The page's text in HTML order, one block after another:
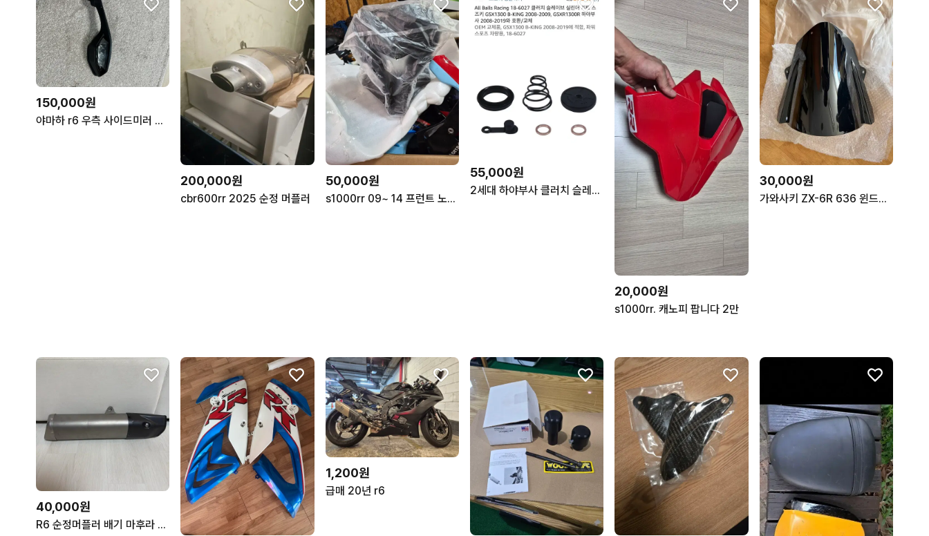
150,000원
야마하 r6 우측 사이드미러 판매합니다.
200,000원
cbr600rr 2025 순정 머플러
50,000원
s1000rr 09~ 14 프런트 노즈센터흡기구
55,000원
2세대 하야부사 클러치 슬레이브 실린더 키트 팜(3개보유)
20,000원
s1000rr. 캐노피 팝니다 2만
30,000원
가와사키 ZX-6R 636 윈드실드. 새 제품.
40,000원
R6 순정머플러 배기 마후라 판매합니다
1,200원
급매 20년 r6